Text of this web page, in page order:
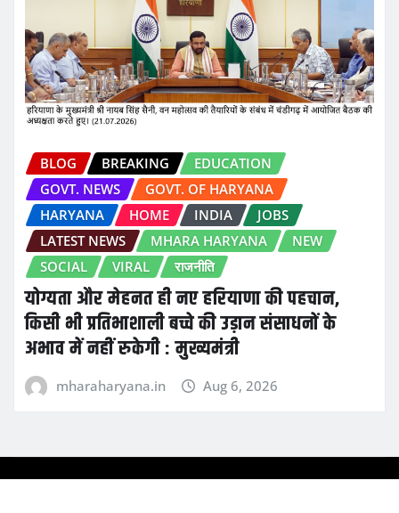
BLOG BREAKING
EDUCATION
GOVT. NEWS
GOVT. OF HARYANA
HARYANA
HOME INDIA
JOBS
LATEST NEWS
MHARA HARYANA
NEW
SOCIAL
VIRAL राजनीति
योग्यता और मेहनत ही नए हरियाणा की पहचान,
किसी भी प्रतिभाशाली बच्चे की उड़ान संसाधनों के
अभाव में नहीं रुकेगी : मुख्यमंत्री
mharaharyana.in Aug 6, 2026